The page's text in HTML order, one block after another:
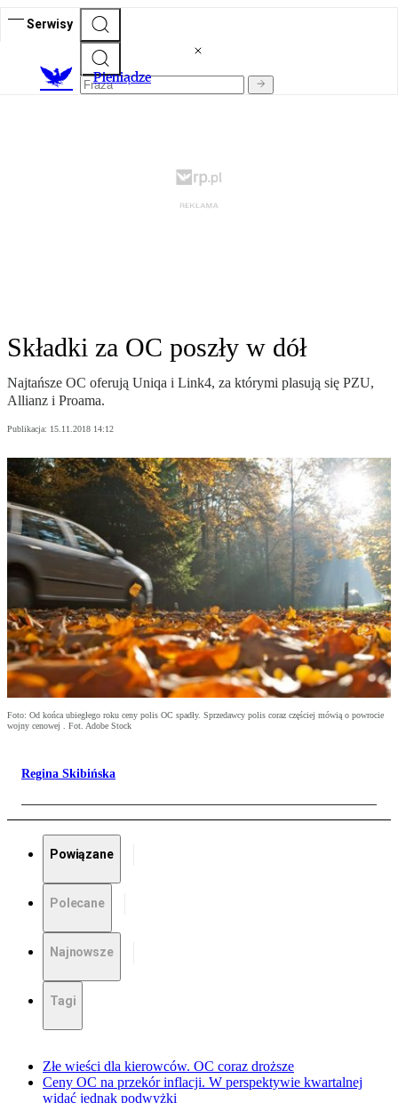
Serwisy
Pieniądze
Składki za OC poszły w dół
Najtańsze OC oferują Uniqa i Link4, za którymi plasują się PZU,
Allianz i Proama.
Publikacja: 15.11.2018 14:12
Foto: Od końca ubiegłego roku ceny polis OC spadły. Sprzedawcy polis coraz częściej mówią o powrocie
wojny cenowej . Fot. Adobe Stock
Regina Skibińska
Powiązane
Polecane
Najnowsze
Tagi
Złe wieści dla kierowców. OC coraz droższe
Ceny OC na przekór inflacji. W perspektywie kwartalnej
widać jednak podwyżki